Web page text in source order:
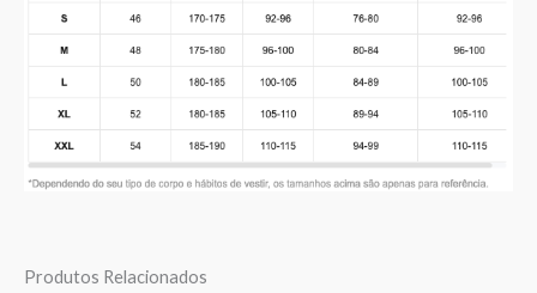
Produtos Relacionados